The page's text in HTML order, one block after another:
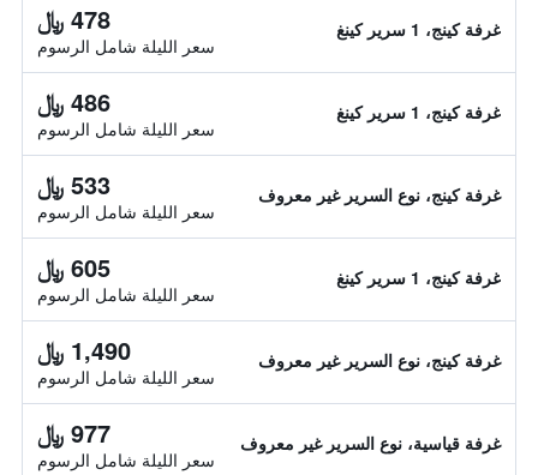
غرفة كينج، 1 سرير كينغ 478 ﷼
سعر الليلة شامل الرسوم
غرفة كينج، 1 سرير كينغ 486 ﷼
سعر الليلة شامل الرسوم
غرفة كينج، نوع السرير غير معروف 533 ﷼
سعر الليلة شامل الرسوم
غرفة كينج، 1 سرير كينغ 605 ﷼
سعر الليلة شامل الرسوم
غرفة كينج، نوع السرير غير معروف 1,490 ﷼
سعر الليلة شامل الرسوم
غرفة قياسية، نوع السرير غير معروف 977 ﷼
سعر الليلة شامل الرسوم